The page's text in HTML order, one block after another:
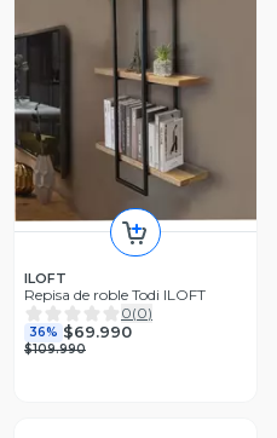
ILOFT
Repisa de roble Todi ILOFT
0(0)
36% $69.990
$109.990